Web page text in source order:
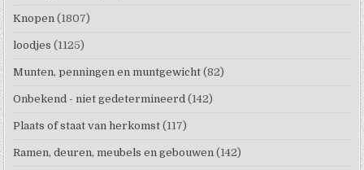
Knopen (1807)
loodjes (1125)
Munten, penningen en muntgewicht (82)
Onbekend - niet gedetermineerd (142)
Plaats of staat van herkomst (117)
Ramen, deuren, meubels en gebouwen (142)